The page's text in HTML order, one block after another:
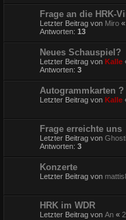
Frage an die HRK-
Letzter Beitrag von Miro «
Antworten: 13
Neues Schauspiel?
Letzter Beitrag von Kalle
Antworten: 3
Autogrammkarten ?
Letzter Beitrag von Kalle
Frage erreichte uns
Letzter Beitrag von Ghosti
Antworten: 3
Konzerte
Letzter Beitrag von
HRK im WDR
Letzter Beitrag von An «